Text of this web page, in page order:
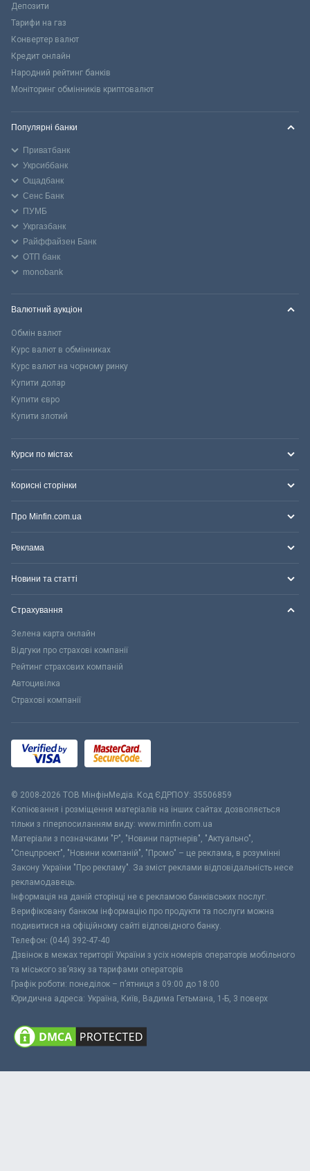
Депозити
Тарифи на газ
Конвертер валют
Кредит онлайн
Народний рейтинг банків
Моніторинг обмінників криптовалют
Популярні банки
Приватбанк
Укрсиббанк
Ощадбанк
Сенс Банк
ПУМБ
Укргазбанк
Райффайзен Банк
ОТП банк
monobank
Валютний аукціон
Обмін валют
Курс валют в обмінниках
Курс валют на чорному ринку
Купити долар
Купити євро
Купити злотий
Курси по містах
Корисні сторінки
Про Minfin.com.ua
Реклама
Новини та статті
Страхування
Зелена карта онлайн
Відгуки про страхові компанії
Рейтинг страхових компаній
Автоцивілка
Страхові компанії
© 2008-2026 ТОВ МiнфiнМедiа. Код ЄДРПОУ: 35506859
Копіювання і розміщення матеріалів на інших сайтах дозволяється
тільки з гіперпосиланням виду: www.minfin.com.ua
Матеріали з позначками "Р", "Новини партнерів", "Актуально",
"Спецпроект", "Новини компаній", "Промо" – це реклама, в розумінні
Закону України "Про рекламу". За зміст реклами відповідальність несе
рекламодавець.
Інформація на даній сторінці не є рекламою банківських послуг.
Верифіковану банком інформацію про продукти та послуги можна
подивитися на офіційному сайті відповідного банку.
Телефон: (044) 392-47-40
Дзвінок в межах території України з усіх номерів операторів мобільного
та міського зв’язку за тарифами операторів
Графік роботи: понеділок – п’ятниця з 09:00 до 18:00
Юридична адреса: Україна, Київ, Вадима Гетьмана, 1-Б, 3 поверх